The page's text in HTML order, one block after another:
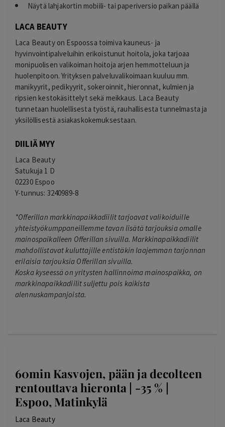
Näytä lahjakortin mobiili- tai paperiversio paikan päällä
LACA BEAUTY
Laca Beauty on Espoossa toimiva kauneus- ja
hyvinvointipalveluihin erikoistunut hoitola, joka tarjoaa
monipuolisen valikoiman hoitoja arjen hemmotteluun ja
huolenpitoon. Yrityksen palveluvalikoimaan kuuluu mm.
manikyyrit, pedikyyrit, sokeroinnit, hieronnat, kulmien ja
ripsien kestokäsittelyt sekä meikkaus. Laca Beauty
tunnetaan huolellisesta työstä, rauhallisesta tunnelmasta ja
yksilöllisestä asiakaskokemuksestaan.
DIILIÄ MYY
Laca Beauty
Satukuja 1 D
02230 Espoo
Y-tunnus: 3240989-8
*Offerillan markkinapaikkadiilit tarjoavat valikoiduille
yhteistyökumppaneillemme tavan lisätä tarjouksia omalle
mainospaikalleen Offerillan sivuilla. Markkinapaikkadiilit
mahdollistavat kuluttajille entistäkin laajemman tarjonnan
erilaisia tarjouksia Offerillan sivuilla.
Koska kyseessä on yritysten hallinnoima mainospaikka, on
markkinapaikkadiilit suljettu pois kaikista
alennuskampanjoista.
60min Kasvojen, pään ja decolteen
rentouttava hieronta | -35 % |
Espoo, Matinkylä
Laca Beauty